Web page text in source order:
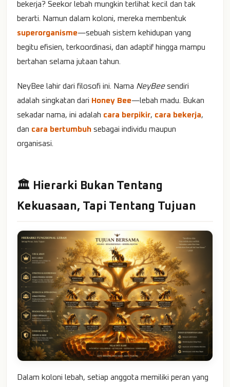
bekerja? Seekor lebah mungkin terlihat kecil dan tak
berarti. Namun dalam koloni, mereka membentuk
superorganisme—sebuah sistem kehidupan yang
begitu efisien, terkoordinasi, dan adaptif hingga mampu
bertahan selama jutaan tahun.
NeyBee lahir dari filosofi ini. Nama NeyBeesendiri
adalah singkatan dari Honey Bee—lebah madu. Bukan
sekadar nama, ini adalah cara berpikir, cara bekerja,
dan cara bertumbuh sebagai individu maupun
organisasi.
🏛️ Hierarki Bukan Tentang
Kekuasaan, Tapi Tentang Tujuan
Dalam koloni lebah, setiap anggota memiliki peran yang